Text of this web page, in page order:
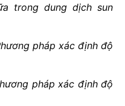
trong dung dịch sun
pháp xác định độ
pháp xác định độ